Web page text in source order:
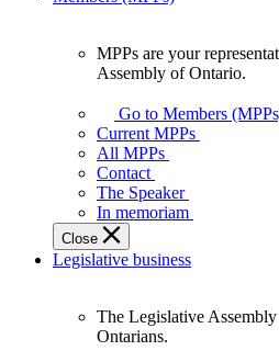
your
representatives
Legislative
Assembly
of
Ontario.
MPPs are your
Assembly of Ontario.
Go to Members
Current MPPs
All MPPs
Contact
The Speaker
In memoriam
Close
Legislative business
The Legislative
Ontarians.